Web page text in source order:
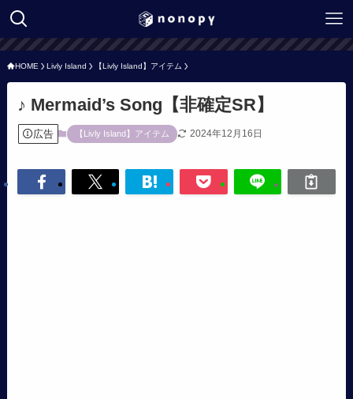
HOME Livly Island 【Livly Island】アイテム
♪ Mermaid’s Song【非確定SR】
広告 【Livly Island】アイテム 2024年12月16日